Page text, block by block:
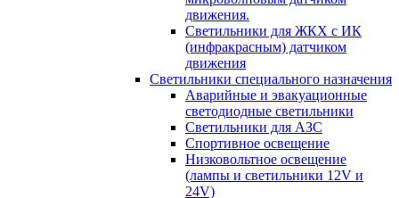
движения.
Светильники для ЖКХ с ИК
(инфракрасным) датчиком
движения
Светильники специального назначения
Аварийные и эвакуационные
светодиодные светильники
Светильники для АЗС
Спортивное освещение
Низковольтное освещение
(лампы и светильники 12V и
24V)